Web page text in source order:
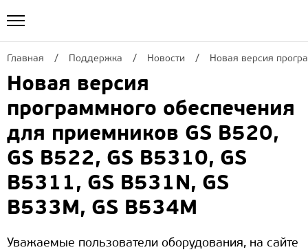
Главная Поддержка Новости Новая версия
Новая версия
программного обеспечения
для приемников GS B520,
GS B522, GS B5310, GS
B5311, GS B531N, GS
B533M, GS B534M
Уважаемые пользователи оборудования, на сайте